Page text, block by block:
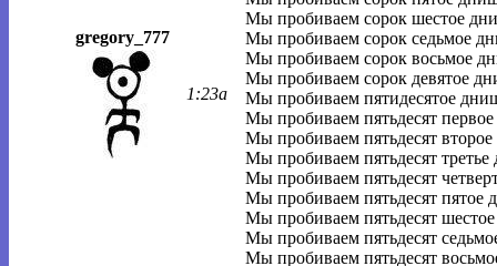
gregory_777
1:23a
Мы пробиваем сорок шестое
Мы пробиваем сорок седьмое
Мы пробиваем сорок восьмое
Мы пробиваем сорок девятое
Мы пробиваем пятидесятое
Мы пробиваем пятьдесят
Мы пробиваем пятьдесят
Мы пробиваем пятьдесят
Мы пробиваем пятьдесят
Мы пробиваем пятьдесят пятое
Мы пробиваем пятьдесят
Мы пробиваем пятьдесят
Мы пробиваем пятьдесят